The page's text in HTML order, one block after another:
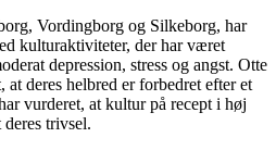
Vordingborg og Silkeborg, har
kulturaktiviteter, der har været
depression, stress og angst. Otte
at deres helbred er forbedret efter et
vurderet, at kultur på recept i høj
trivsel.